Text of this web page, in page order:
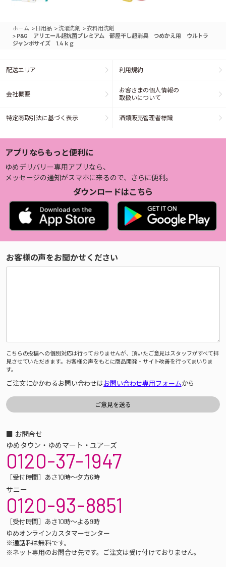
ホーム > 日用品 >洗濯洗剤 >衣料用洗剤
> P&G アリエール超抗菌プレミアム 部屋干し超消臭 つめかえ用 ウルトラ
ジャンボサイズ 1.4ｋｇ
配送エリア 利用規約
会社概要
お客さまの個人情報の
取扱いについて
特定商取引法に基づく表示 酒類販売管理者標識
アプリならもっと便利に
ゆめデリバリー専用アプリなら、
メッセージの通知がスマホに来るので、さらに便利。
ダウンロードはこちら
お客様の声をお聞かせください
こちらの投稿への個別対応は行っておりませんが、頂いたご意見はスタッフがすべて拝
見させていただきます。お客様の声をもとに商品開発・サイト改善を行ってまいりま
す。
ご注文にかかわるお問い合わせはお問い合わせ専用フォームから
■ お問合せ
ゆめタウン・ゆめマート・ユアーズ
0120-37-1947
［受付時間］あさ10時～夕方6時
サニー
0120-93-8851
［受付時間］あさ10時～よる9時
ゆめオンラインカスタマーセンター
※通話料は無料です。
※ネット専用のお問合せ先です。ご注文は受け付けておりません。